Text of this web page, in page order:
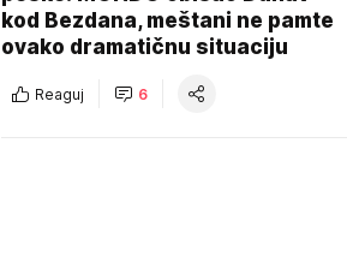
kod Bezdana, meštani ne pamte
ovako dramatičnu situaciju
Reaguj 6